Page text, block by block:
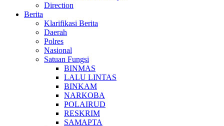
Direction
Berita
Klarifikasi Berita
Daerah
Polres
Nasional
Satuan Fungsi
BINMAS
LALU LINTAS
BINKAM
NARKOBA
POLAIRUD
RESKRIM
SAMAPTA